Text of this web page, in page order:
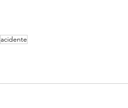
acidente